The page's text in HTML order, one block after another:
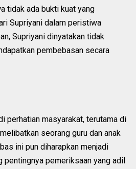
tidak ada bukti kuat yang
Supriyani dalam peristiwa
Supriyani dinyatakan tidak
pembebasan secara
perhatian masyarakat, terutama di
seorang guru dan anak
ini pun diharapkan menjadi
pentingnya pemeriksaan yang adil